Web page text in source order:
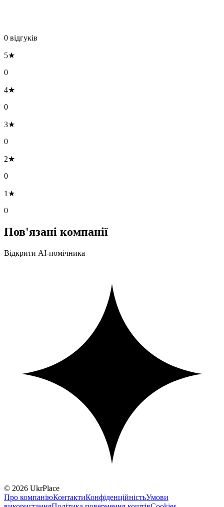
0 відгуків
5★
0
4★
0
3★
0
2★
0
1★
0
Пов'язані компанії
Відкрити AI-помічника
© 2026 UkrPlace
Про компаніюКонтактиКонфіденційністьУмови